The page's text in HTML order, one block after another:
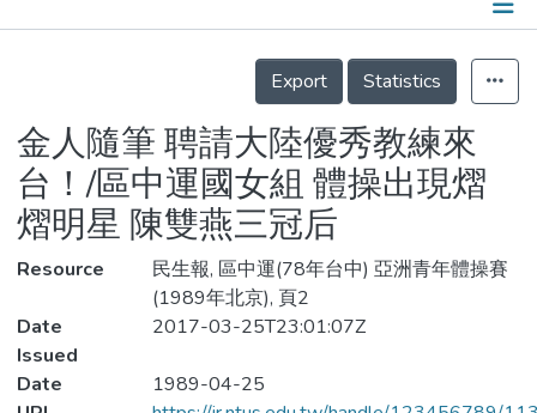
Statistics
Details
Export
Statistics
金人隨筆 聘請大陸優秀教練來
台！/區中運國女組 體操出現熠
熠明星 陳雙燕三冠后
Resource
民生報, 區中運(78年台中) 亞洲青年體操賽
(1989年北京), 頁2
Date
Issued
2017-03-25T23:01:07Z
Date
1989-04-25